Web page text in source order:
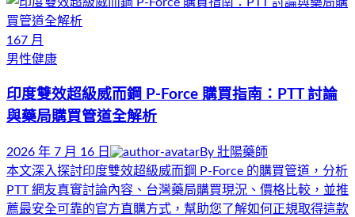
167 月
男性健康
印度雙效超級威而鋼 P-Force 購買指南：PTT 討論
與藥局購買管道全解析
2026 年 7 月 16 日 By 壯陽藥師
本文深入探討印度雙效超級威而鋼 P-Force 的購買管道，分析
PTT 網友真實討論內容、台灣藥局購買現況、價格比較，並推
薦最安全可靠的官方直購方式，幫助您了解如何正規取得這款